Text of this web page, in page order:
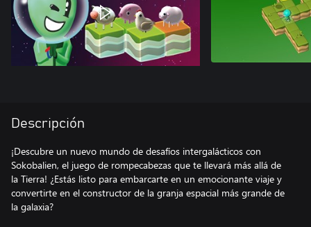
Descripción
¡Descubre un nuevo mundo de desafíos intergalácticos con
Sokobalien, el juego de rompecabezas que te llevará más allá de
la Tierra! ¿Estás listo para embarcarte en un emocionante viaje y
convertirte en el constructor de la granja espacial más grande de
la galaxia?